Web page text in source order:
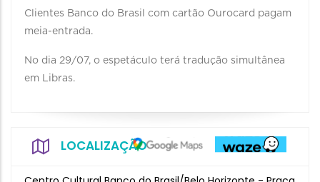
Clientes Banco do Brasil com cartão Ourocard pagam
meia-entrada.
No dia 29/07, o espetáculo terá tradução simultânea
em Libras.
LOCALIZAÇÃO